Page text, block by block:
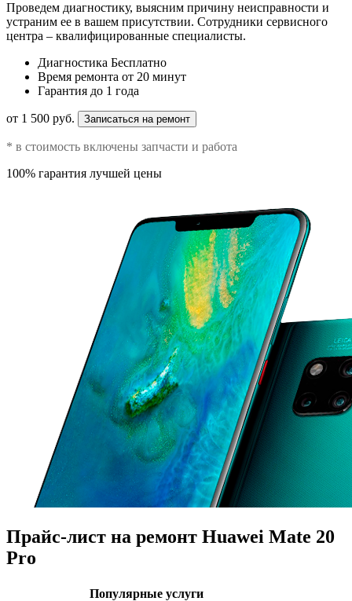
Проведем диагностику, выясним причину неисправности и
устраним ее в вашем присутствии. Сотрудники сервисного
центра – квалифицированные специалисты.
Диагностика Бесплатно
Время ремонта от 20 минут
Гарантия до 1 года
от 1 500 руб. Записаться на ремонт
* в стоимость включены запчасти и работа
100% гарантия лучшей цены
Прайс-лист на ремонт Huawei Mate 20
Pro
Популярные услуги